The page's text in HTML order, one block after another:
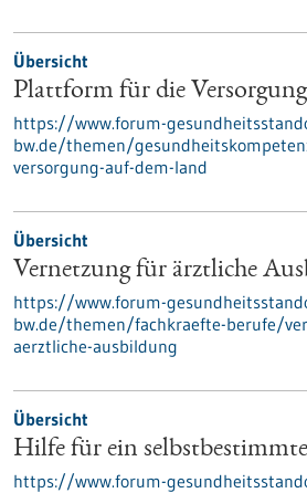
Übersicht
Plattform für die
https://www.forum-
bw.de/themen/
versorgung-auf-dem-land
Übersicht
Vernetzung für ärztliche
https://www.forum-
bw.de/themen/fachkraefte-berufe/
aerztliche-ausbildung
Übersicht
Hilfe für ein
https://www.forum-